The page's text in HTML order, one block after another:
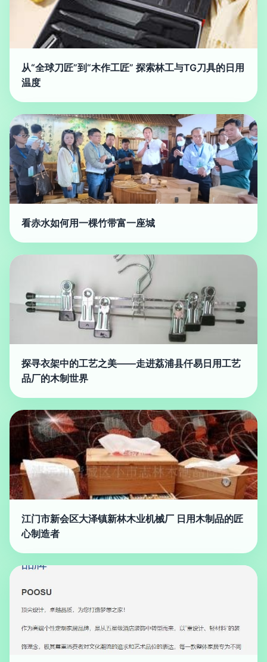
从“全球刀匠”到“木作工匠” 探索林工与TG刀具的日用
温度
看赤水如何用一棵竹带富一座城
探寻衣架中的工艺之美——走进荔浦县仟易日用工艺
品厂的木制世界
江门市新会区大泽镇新林木业机械厂 日用木制品的匠
心制造者